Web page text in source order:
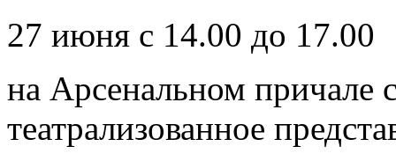
27 июня с 14.00 до 17.00
на Арсенальном причале
театрализованное